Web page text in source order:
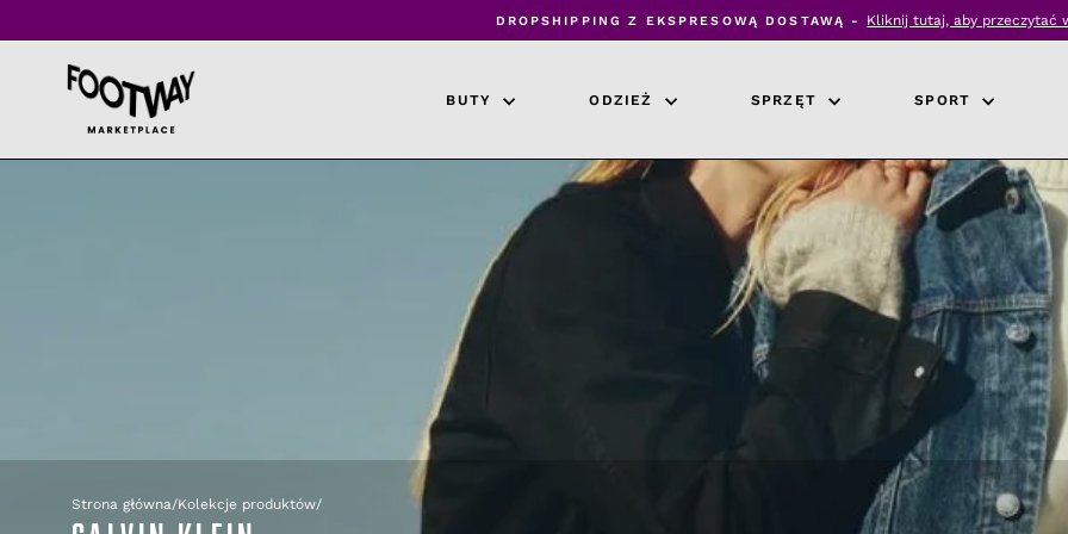
treści
Wstrzymaj
DROPSHIPPING Z EKSPRESOWĄ DOSTAWĄ - Kliknij tutaj, aby przeczytać
BUTY ODZIEŻ SPRZĘT SPORT
Strona główna/Kolekcje produktów/